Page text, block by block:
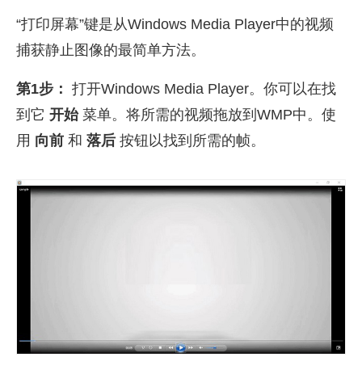
“打印屏幕”键是从Windows Media Player中的视频
捕获静止图像的最简单方法。
第1步： 打开Windows Media Player。你可以在找
到它 开始菜单。将所需的视频拖放到WMP中。使
用 向前 和 落后 按钮以找到所需的帧。